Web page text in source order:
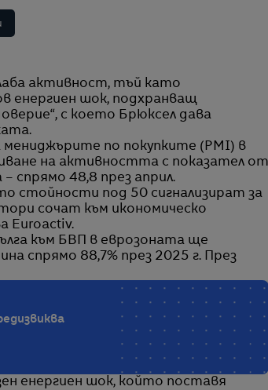
енергиен шок, подхранващ
с което Брюксел дава
мениджърите по покупките (PMI) в
на активността с показател от
спрямо 48,8 през април.
стойности под 50 сигнализират за
сочат към икономическо
Euroactiv.
към БВП в еврозоната ще
спрямо 88,7% през 2025 г. През
енергиен шок, който поставя